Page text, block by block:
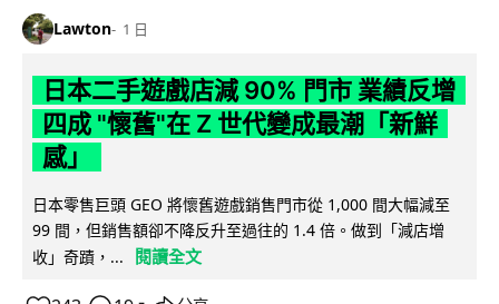
Lawton 1 日
日本二手遊戲店減 90% 門市 業績反增
四成 "懷舊"在 Z 世代變成最潮「新鮮
感」
日本零售巨頭 GEO 將懷舊遊戲銷售門市從 1,000 間大幅減至
99 間，但銷售額卻不降反升至過往的 1.4 倍。做到「減店增
收」奇蹟，...
閱讀全文